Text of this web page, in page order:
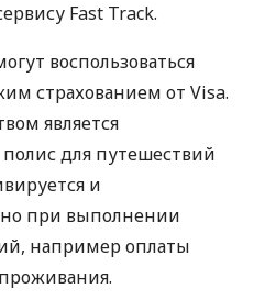
Fast Track.
воспользоваться
страхованием от Visa.
является
для путешествий
и
при выполнении
например оплаты